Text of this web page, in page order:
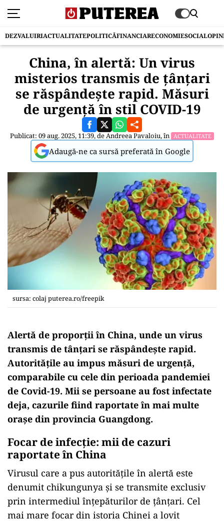
DEZVALUIRIACTUALITATEPOLITICĂFINANCIARECONOMIESOCIAL
China, în alertă: Un virus
misterios transmis de țânțari
se răspândește rapid. Măsuri
de urgență în stil COVID-19
Publicat: 09 aug. 2025, 11:39, deAndreea Pavaloiu, în ACTUALITATE
Adaugă-ne ca sursă preferată în Google
sursa: colaj puterea.ro/freepik
Alertă de proporții în China, unde un virus
transmis de tânțari se răspândește rapid.
Autoritățile au impus măsuri de urgență,
comparabile cu cele din perioada pandemiei
de Covid-19. Mii se persoane au fost infectate
deja, cazurile fiind raportate în mai multe
orașe din provincia Guangdong.
Focar de infecție: mii de cazuri
raportate în China
Virusul care a pus autoritățile în alertă este
denumit chikungunya și se transmite exclusiv
prin intermediul înțepăturilor de țânțari. Cel
mai mare focar din istoria Chinei a lovit